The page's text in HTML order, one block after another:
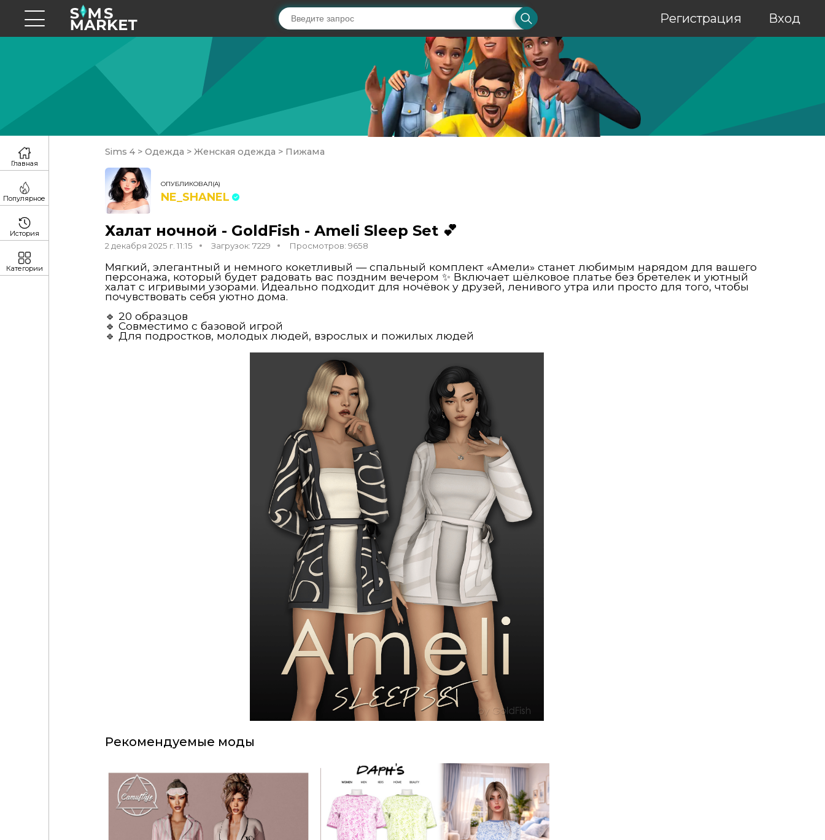
Регистрация Вход
Sims 4 > Одежда > Женская одежда > Пижама
ОПУБЛИКОВАЛ(А)
NE_SHANEL
Халат ночной - GoldFish - Ameli Sleep Set 💕
2 декабря 2025 г. 11:15 Загрузок: 7229 Просмотров: 9658
Мягкий, элегантный и немного кокетливый — спальный комплект «Амели» станет любимым нарядом для вашего
персонажа, который будет радовать вас поздним вечером ✨ Включает шёлковое платье без бретелек и уютный
халат с игривыми узорами. Идеально подходит для ночёвок у друзей, ленивого утра или просто для того, чтобы
почувствовать себя уютно дома.
🔹 20 образцов
🔹 Совместимо с базовой игрой
🔹 Для подростков, молодых людей, взрослых и пожилых людей
Рекомендуемые моды
Главная
Популярное
История
Категории